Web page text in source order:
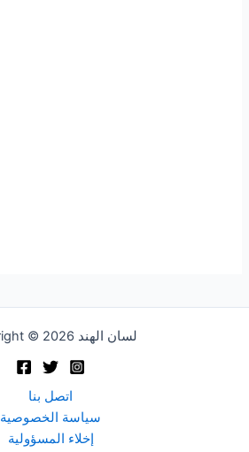
Copyright © 2026 لسان الهند
اتصل بنا
سياسة الخصوصية
إخلاء المسؤولية